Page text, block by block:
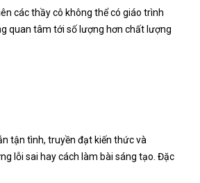
các thầy cô không thể có giáo trình
quan tâm tới số lượng hơn chất lượng
tận tình, truyền đạt kiến thức và
lỗi sai hay cách làm bài sáng tạo. Đặc